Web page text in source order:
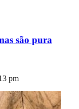
são pura
pm